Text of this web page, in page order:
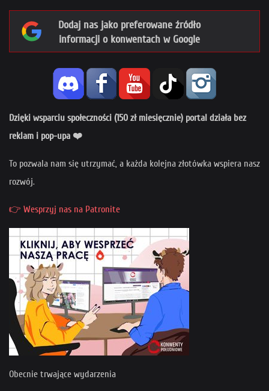
Dodaj nas jako preferowane źródło
informacji o konwentach w Google
Dzięki wsparciu społeczności (150 zł miesięcznie) portal działa bez
reklam i pop-upa ❤️
To pozwala nam się utrzymać, a każda kolejna złotówka wspiera nasz
rozwój.
👉 Wesprzyj nas na Patronite
Obecnie trwające wydarzenia